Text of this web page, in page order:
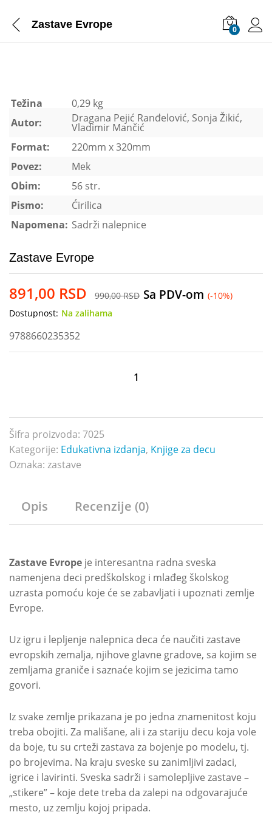
Zastave Evrope 0
Težina
0,29 kg
Autor:
Dragana Pejić Ranđelović, Sonja Žikić,
Vladimir Mančić
Format:
220mm x 320mm
Povez:
Mek
Obim:
56 str.
Pismo:
Ćirilica
Napomena: Sadrži nalepnice
Zastave Evrope
891,00 RSD 990,00RSD Sa PDV-om (-10%)
Dostupnost: Na zalihama
9788660235352
Šifra proizvoda: 7025
Kategorije: Edukativna izdanja, Knjige za decu
Oznaka: zastave
Opis Recenzije (0)
Zastave Evrope je interesantna radna sveska
namenjena deci predškolskog i mlađeg školskog
uzrasta pomoću koje će se zabavljati i upoznati zemlje
Evrope.
Uz igru i lepljenje nalepnica deca će naučiti zastave
evropskih zemalja, njihove glavne gradove, sa kojim se
zemljama graniče i saznaće kojim se jezicima tamo
govori.
Iz svake zemlje prikazana je po jedna znamenitost koju
treba obojiti. Za mališane, ali i za stariju decu koja vole
da boje, tu su crteži zastava za bojenje po modelu, tj.
po brojevima. Na kraju sveske su zanimljivi zadaci,
igrice i lavirinti. Sveska sadrži i samolepljive zastave –
„stikere” – koje dete treba da zalepi na odgovarajuće
mesto, uz zemlju kojoj pripada.